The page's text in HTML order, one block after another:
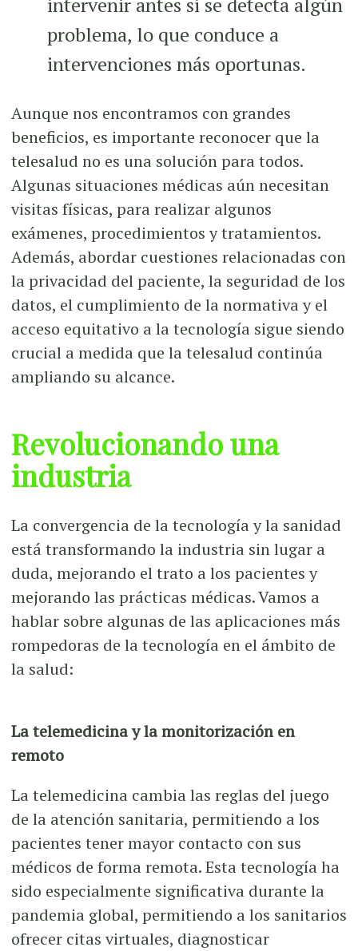
problema, lo que conduce a
intervenciones más oportunas.
Aunque nos encontramos con grandes
beneficios, es importante reconocer que la
telesalud no es una solución para todos.
Algunas situaciones médicas aún necesitan
visitas físicas, para realizar algunos
exámenes, procedimientos y tratamientos.
Además, abordar cuestiones relacionadas con
la privacidad del paciente, la seguridad de los
datos, el cumplimiento de la normativa y el
acceso equitativo a la tecnología sigue siendo
crucial a medida que la telesalud continúa
ampliando su alcance.
Revolucionando una
industria
La convergencia de la tecnología y la sanidad
está transformando la industria sin lugar a
duda, mejorando el trato a los pacientes y
mejorando las prácticas médicas. Vamos a
hablar sobre algunas de las aplicaciones más
rompedoras de la tecnología en el ámbito de
la salud:
La telemedicina y la monitorización en
remoto
La telemedicina cambia las reglas del juego
de la atención sanitaria, permitiendo a los
pacientes tener mayor contacto con sus
médicos de forma remota. Esta tecnología ha
sido especialmente significativa durante la
pandemia global, permitiendo a los sanitarios
ofrecer citas virtuales, diagnosticar